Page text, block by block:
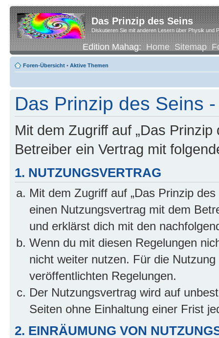
Das Prinzip des Seins
Diskutieren Sie mit anderen Lesern über Physik und
Edition Mahag:Home Sitemap
Foren-Übersicht • Aktive Themen
Das Prinzip des Seins
Mit dem Zugriff auf „Das
Betreiber ein Vertrag mit
1. NUTZUNGSVERTRAG
Mit dem Zugriff auf „Das Prinzip
einen Nutzungsvertrag mit dem
und erklärst dich mit den
Wenn du mit diesen Regelungen
nicht weiter nutzen. Für die
veröffentlichten Regelungen.
Der Nutzungsvertrag wird auf
Seiten ohne Einhaltung einer Frist
2. EINRÄUMUNG VON